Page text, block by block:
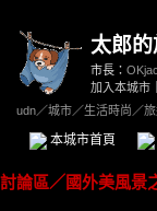
太郎
市長：
加入本城市
udn／城市／生活時尚 ／
本城市首頁
討論區／ 國外美風景